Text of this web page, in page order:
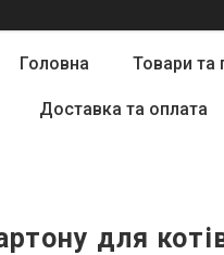
Головна Товари та
Доставка та оплата
для